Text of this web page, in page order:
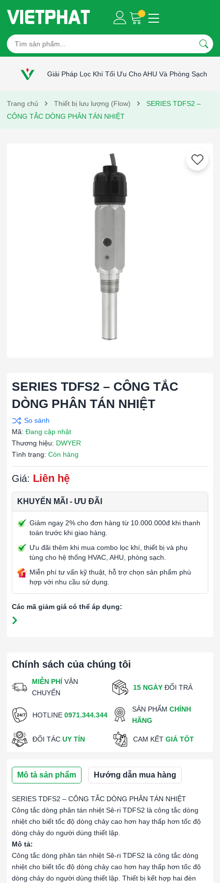
Giải Pháp Lọc Khí Tối Ưu Cho AHU Và Phòng Sạch
Trang chủ Thiết bị lưu lượng (Flow)
SERIES TDFS2 –
CÔNG TẮC DÒNG PHÂN TÁN NHIỆT
Chính sách của chúng tôi
MIỄN PHÍ VẬN
CHUYỂN
15 NGÀY ĐỔI TRẢ
HOTLINE 0971.344.344
SẢN PHẨMCHÍNH
HÃNG
ĐỐI TÁC UY TÍN CAM KẾT GIÁ TỐT
Mô tả sản phẩm Hướng dẫn mua hàng
SERIES TDFS2 – CÔNG TẮC DÒNG PHÂN TÁN NHIỆT
Công tắc dòng phân tán nhiệt Sê-ri TDFS2 là công tắc dòng
nhiệt cho biết tốc độ dòng chảy cao hơn hay thấp hơn tốc độ
dòng chảy do người dùng thiết lập.
Mô tả:
Công tắc dòng phân tán nhiệt Sê-ri TDFS2 là công tắc dòng
nhiệt cho biết tốc độ dòng chảy cao hơn hay thấp hơn tốc độ
dòng chảy do người dùng thiết lập. Thiết bị kết hợp hai đèn
SERIES TDFS2 – CÔNG TẮC
DÒNG PHÂN TÁN NHIỆT
Mã: Đang cập nhật
Thương hiệu: DWYER
Tình trạng: Còn hàng
Giá: Liên hệ
KHUYẾN MÃI - ƯU ĐÃI
Giảm ngay 2% cho đơn hàng từ 10.000.000đ khi thanh
toán trước khi giao hàng.
Ưu đãi thêm khi mua combo lọc khí, thiết bị và phụ
tùng cho hệ thống HVAC, AHU, phòng sạch.
Miễn phí tư vấn kỹ thuật, hỗ trợ chọn sản phẩm phù
hợp với nhu cầu sử dụng.
Các mã giảm giá có thể áp dụng: